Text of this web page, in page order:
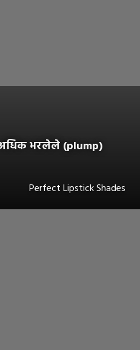
भरलेले (plump)
Perfect Lipstick Shades